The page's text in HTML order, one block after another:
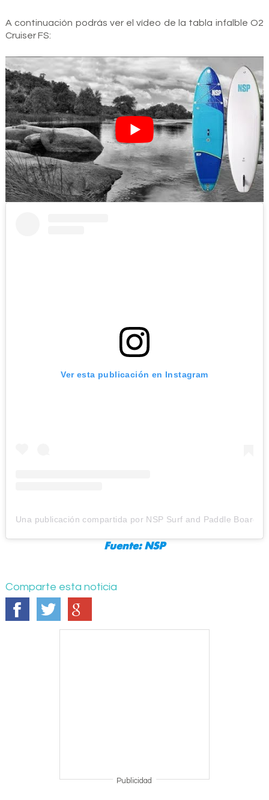
A continuación podrás ver el vídeo de la tabla infalble O2
Cruiser FS:
Ver esta publicación en Instagram
Una publicación compartida por NSP Surf and Paddle Boards
Fuente:NSP
Comparte esta noticia
Publicidad